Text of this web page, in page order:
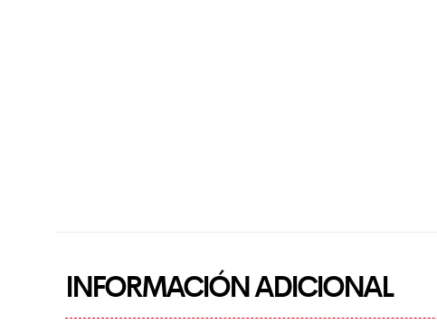
INFORMACIÓN ADICIONAL